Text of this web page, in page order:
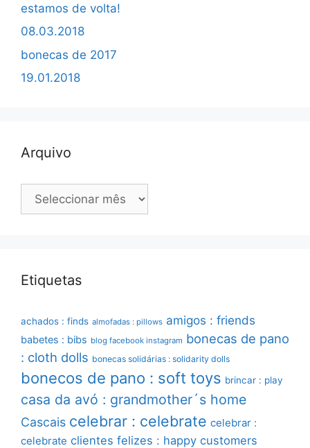
estamos de volta!
08.03.2018
bonecas de 2017
19.01.2018
Arquivo
Arquivo
Etiquetas
achados : finds almofadas : pillows amigos : friends
babetes : bibs blog facebook instagram bonecas de pano
: cloth dolls bonecas solidárias : solidarity dolls
bonecos de pano : soft toys brincar : play
casa da avó : grandmother´s home
Cascais celebrar : celebrate celebrar :
celebrate clientes felizes : happy customers